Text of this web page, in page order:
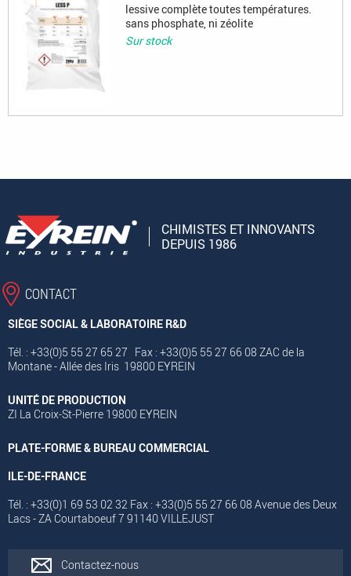
lessive complète toutes températures.
sans phosphate, ni zéolite
Sur stock
CHIMISTES ET INNOVANTS
DEPUIS 1986
CONTACT
SIÈGE SOCIAL & LABORATOIRE R&D
Tél. : +33(0)5 55 27 65 27 Fax : +33(0)5 55 27 66 08 ZAC de la
Montane - Allée des Iris 19800 EYREIN
UNITÉ DE PRODUCTION
ZI La Croix-St-Pierre 19800 EYREIN
PLATE-FORME & BUREAU COMMERCIAL
ILE-DE-FRANCE
Tél. : +33(0)1 69 53 02 32 Fax : +33(0)5 55 27 66 08 Avenue des Deux
Lacs - ZA Courtaboeuf 7 91140 VILLEJUST
Contactez-nous